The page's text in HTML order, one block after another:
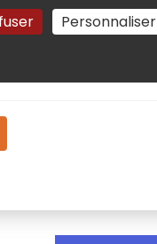
Personnaliser
des cookies